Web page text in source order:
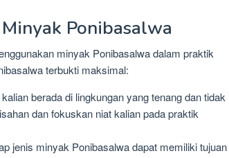
Ponibasalwa
minyak Ponibasalwa dalam praktik
terbukti maksimal:
berada di lingkungan yang tenang dan tidak
dan fokuskan niat kalian pada praktik
jenis minyak Ponibasalwa dapat memiliki tujuan